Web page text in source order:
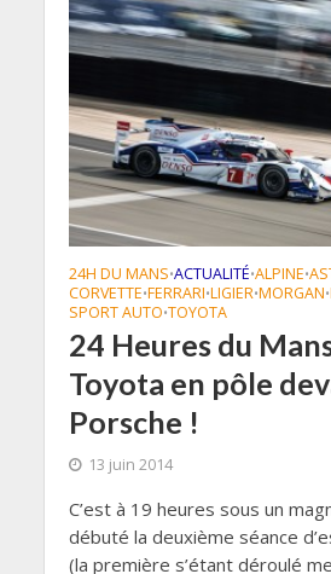
24H DU MANS•ACTUALITÉ•ALPINE•
CORVETTE•FERRARI•LIGIER•MORGAN•
SPORT AUTO•TOYOTA
24 Heures du
Toyota en pôle
Porsche !
13 juin 2014
C’est à 19 heures sous un
débuté la deuxième séance
(la première s’étant déroulé